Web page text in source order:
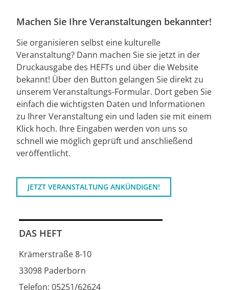
Machen Sie Ihre Veranstaltungen bekannter!
Sie organisieren selbst eine kulturelle
Veranstaltung? Dann machen Sie sie jetzt in der
Druckausgabe des HEFTs und über die Website
bekannt! Über den Button gelangen Sie direkt zu
unserem Veranstaltungs-Formular. Dort geben Sie
einfach die wichtigsten Daten und Informationen
zu Ihrer Veranstaltung ein und laden sie mit einem
Klick hoch. Ihre Eingaben werden von uns so
schnell wie möglich geprüft und anschließend
veröffentlicht.
JETZT VERANSTALTUNG ANKÜNDIGEN!
DAS HEFT
Krämerstraße 8-10
33098 Paderborn
Telefon: 05251/62624